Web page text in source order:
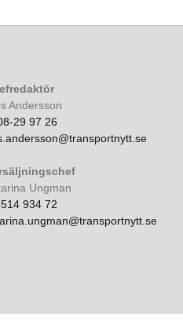
Andersson
29 97 26
Ungman
934 72